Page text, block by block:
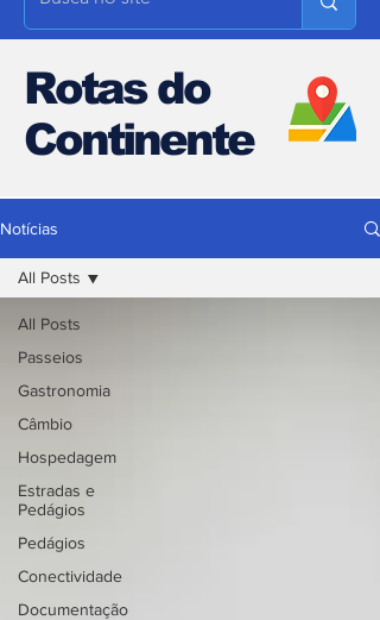
Rotas do
Continente
Notícias
All Posts
Passeios
Gastronomia
Câmbio
Hospedagem
Estradas e
Pedágios
Pedágios
Conectividade
Documentação
All Posts